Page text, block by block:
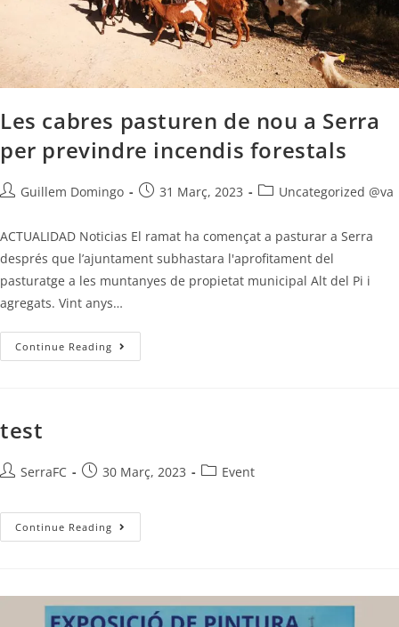
Les cabres pasturen de nou a Serra
per previndre incendis forestals
Guillem Domingo 31 Març, 2023 Uncategorized @va
ACTUALIDAD Noticias El ramat ha començat a pasturar a Serra
després que l’ajuntament subhastara l'aprofitament del
pasturatge a les muntanyes de propietat municipal Alt del Pi i
agregats. Vint anys…
Continue Reading
test
SerraFC 30 Març, 2023 Event
Continue Reading